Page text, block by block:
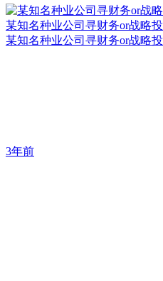
某知名种业公司寻财务or战略投
某知名种业公司寻财务or战略投
3年前